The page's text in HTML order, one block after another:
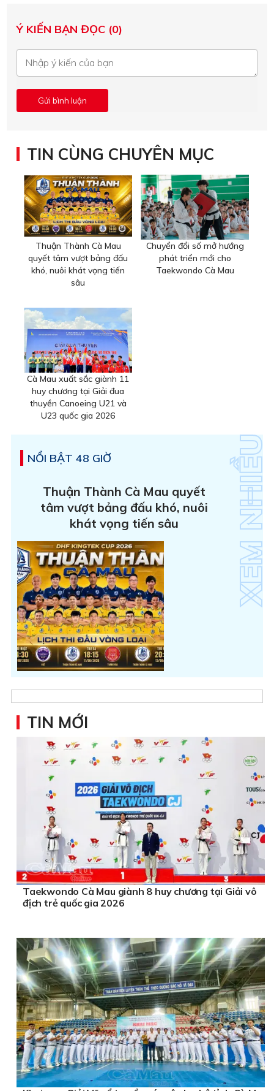
Ý KIẾN BẠN ĐỌC (0)
TIN CÙNG CHUYÊN MỤC
Thuận Thành Cà Mau
quyết tâm vượt bảng đấu
khó, nuôi khát vọng tiến
sâu
Chuyển đổi số mở hướng
phát triển mới cho
Taekwondo Cà Mau
Cà Mau xuất sắc giành 11
huy chương tại Giải đua
thuyền Canoeing U21 và
U23 quốc gia 2026
NỔI BẬT 48 GIỜ
Thuận Thành Cà Mau quyết
tâm vượt bảng đấu khó, nuôi
khát vọng tiến sâu
TIN MỚI
Taekwondo Cà Mau giành 8 huy chương tại Giải vô
địch trẻ quốc gia 2026